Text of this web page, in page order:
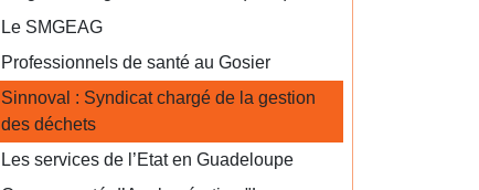
Le SMGEAG
Professionnels de santé au Gosier
Sinnoval : Syndicat chargé de la gestion
des déchets
Les services de l’Etat en Guadeloupe